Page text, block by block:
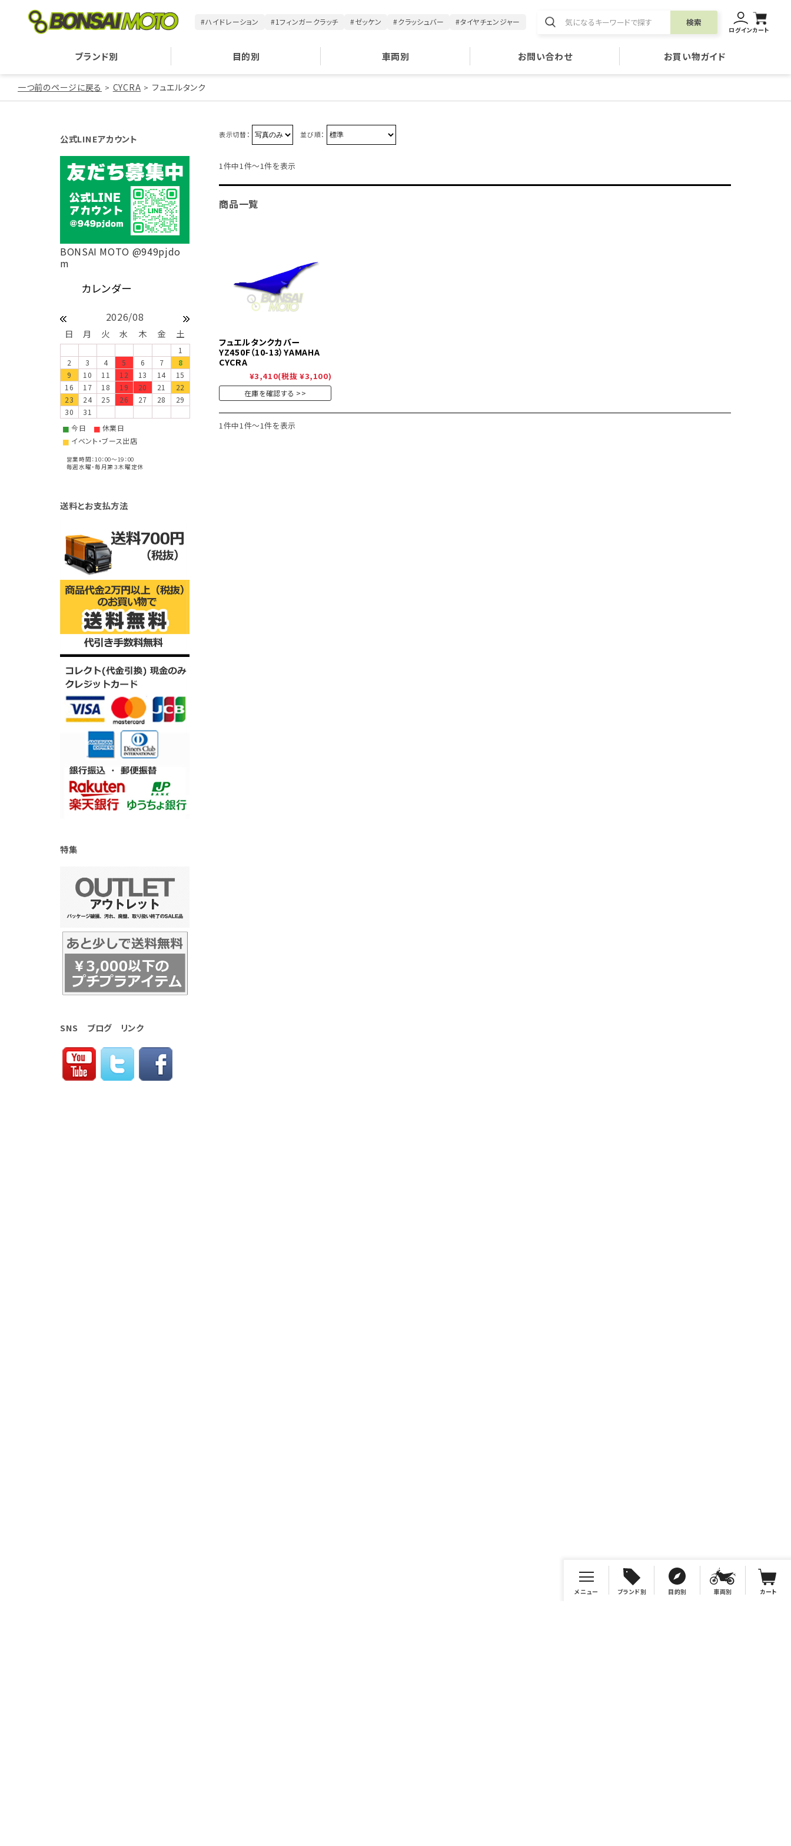
#ハイドレーション #1フィンガークラッチ #ゼッケン #クラッシュバー #タイヤチェンジャー 検索
ログインカート
ブランド別 目的別 車両別 お問い合わせ お買い物ガイド
メニュー ブランド別 目的別 車両別 カート
一つ前のページに戻る CYCRA フュエルタンク
表示切替： 並び順：
1件中1件～1件を表示
商品一覧
フュエルタンクカバー
YZ450F（10-13）YAMAHA
CYCRA
¥3,410(税抜 ¥3,100)
在庫を確認する
1件中1件～1件を表示
公式LINEアカウント
BONSAI MOTO @949pjdo
m
2026/08
日 月 火 水 木 金 土
1
2
3 4 5 6 7
8
9
10 11 12 13 14
15
16
17 18 19 20 21
22
23
24 25 26 27 28
29
30
31
■ 今日 ■ 休業日
■ イベント・ブース出店
営業時間：10：00～19：00
毎週水曜・毎月第３木曜定休
送料とお支払方法
特集
SNS ブログ リンク